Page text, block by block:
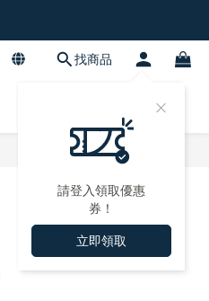
找商品
請登入領取優惠
券！
立即領取